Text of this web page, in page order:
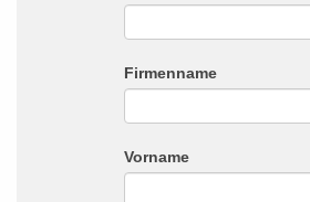
Firmenname
Vorname